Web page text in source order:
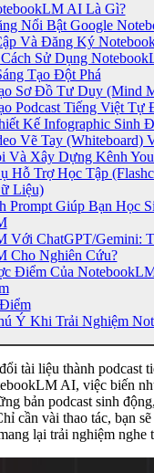
AI Là Gì?
Nổi Bật Google
Và Đăng Ký
Sử Dụng
Tạo Đột Phá
Sơ Đồ Tư Duy (Mind
Podcast Tiếng Việt Tự
Kế Infographic Sinh
Vẽ Tay (Whiteboard)
Và Xây Dựng Kênh
Hỗ Trợ Học Tập
Liệu)
Prompt Giúp Bạn Học
Với ChatGPT/Gemini:
Cho Nghiên Cứu?
Điểm Của
Ý Khi Trải Nghiệm
tài liệu thành podcast
AI, việc biến
bản podcast sinh
cần vài thao tác, bạn
lại trải nghiệm nghe